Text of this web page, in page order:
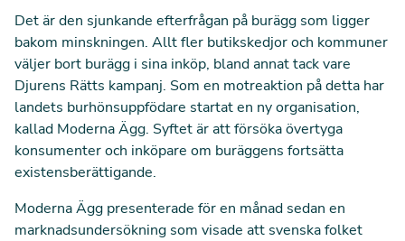
Det är den sjunkande efterfrågan på burägg som ligger
bakom minskningen. Allt fler butikskedjor och kommuner
väljer bort burägg i sina inköp, bland annat tack vare
Djurens Rätts kampanj. Som en motreaktion på detta har
landets burhönsuppfödare startat en ny organisation,
kallad Moderna Ägg. Syftet är att försöka övertyga
konsumenter och inköpare om buräggens fortsätta
existensberättigande.
Moderna Ägg presenterade för en månad sedan en
marknadsundersökning som visade att svenska folket